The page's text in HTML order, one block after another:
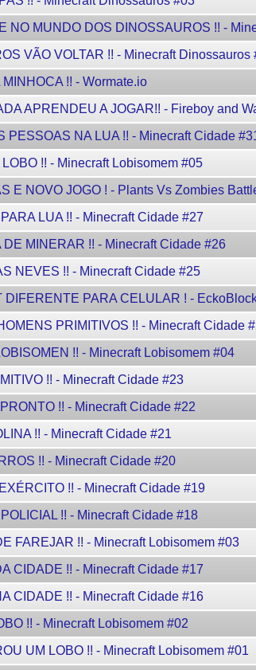
NO MUNDO DOS DINOSSAUROS !! -
VÃO VOLTAR !! - Minecraft Dinossauros
!! - Wormate.io
APRENDEU A JOGAR!! - Fireboy and
PESSOAS NA LUA !! - Minecraft Cidade
!! - Minecraft Lobisomem #05
E NOVO JOGO ! - Plants Vs Zombies
LUA !! - Minecraft Cidade #27
DE MINERAR !! - Minecraft Cidade #26
NEVES !! - Minecraft Cidade #25
DIFERENTE PARA CELULAR ! -
PRIMITIVOS !! - Minecraft Cidade
!! - Minecraft Lobisomem #04
!! - Minecraft Cidade #23
!! - Minecraft Cidade #22
!! - Minecraft Cidade #21
!! - Minecraft Cidade #20
!! - Minecraft Cidade #19
!! - Minecraft Cidade #18
FAREJAR !! - Minecraft Lobisomem #03
CIDADE !! - Minecraft Cidade #17
CIDADE !! - Minecraft Cidade #16
!! - Minecraft Lobisomem #02
UM LOBO !! - Minecraft Lobisomem #01